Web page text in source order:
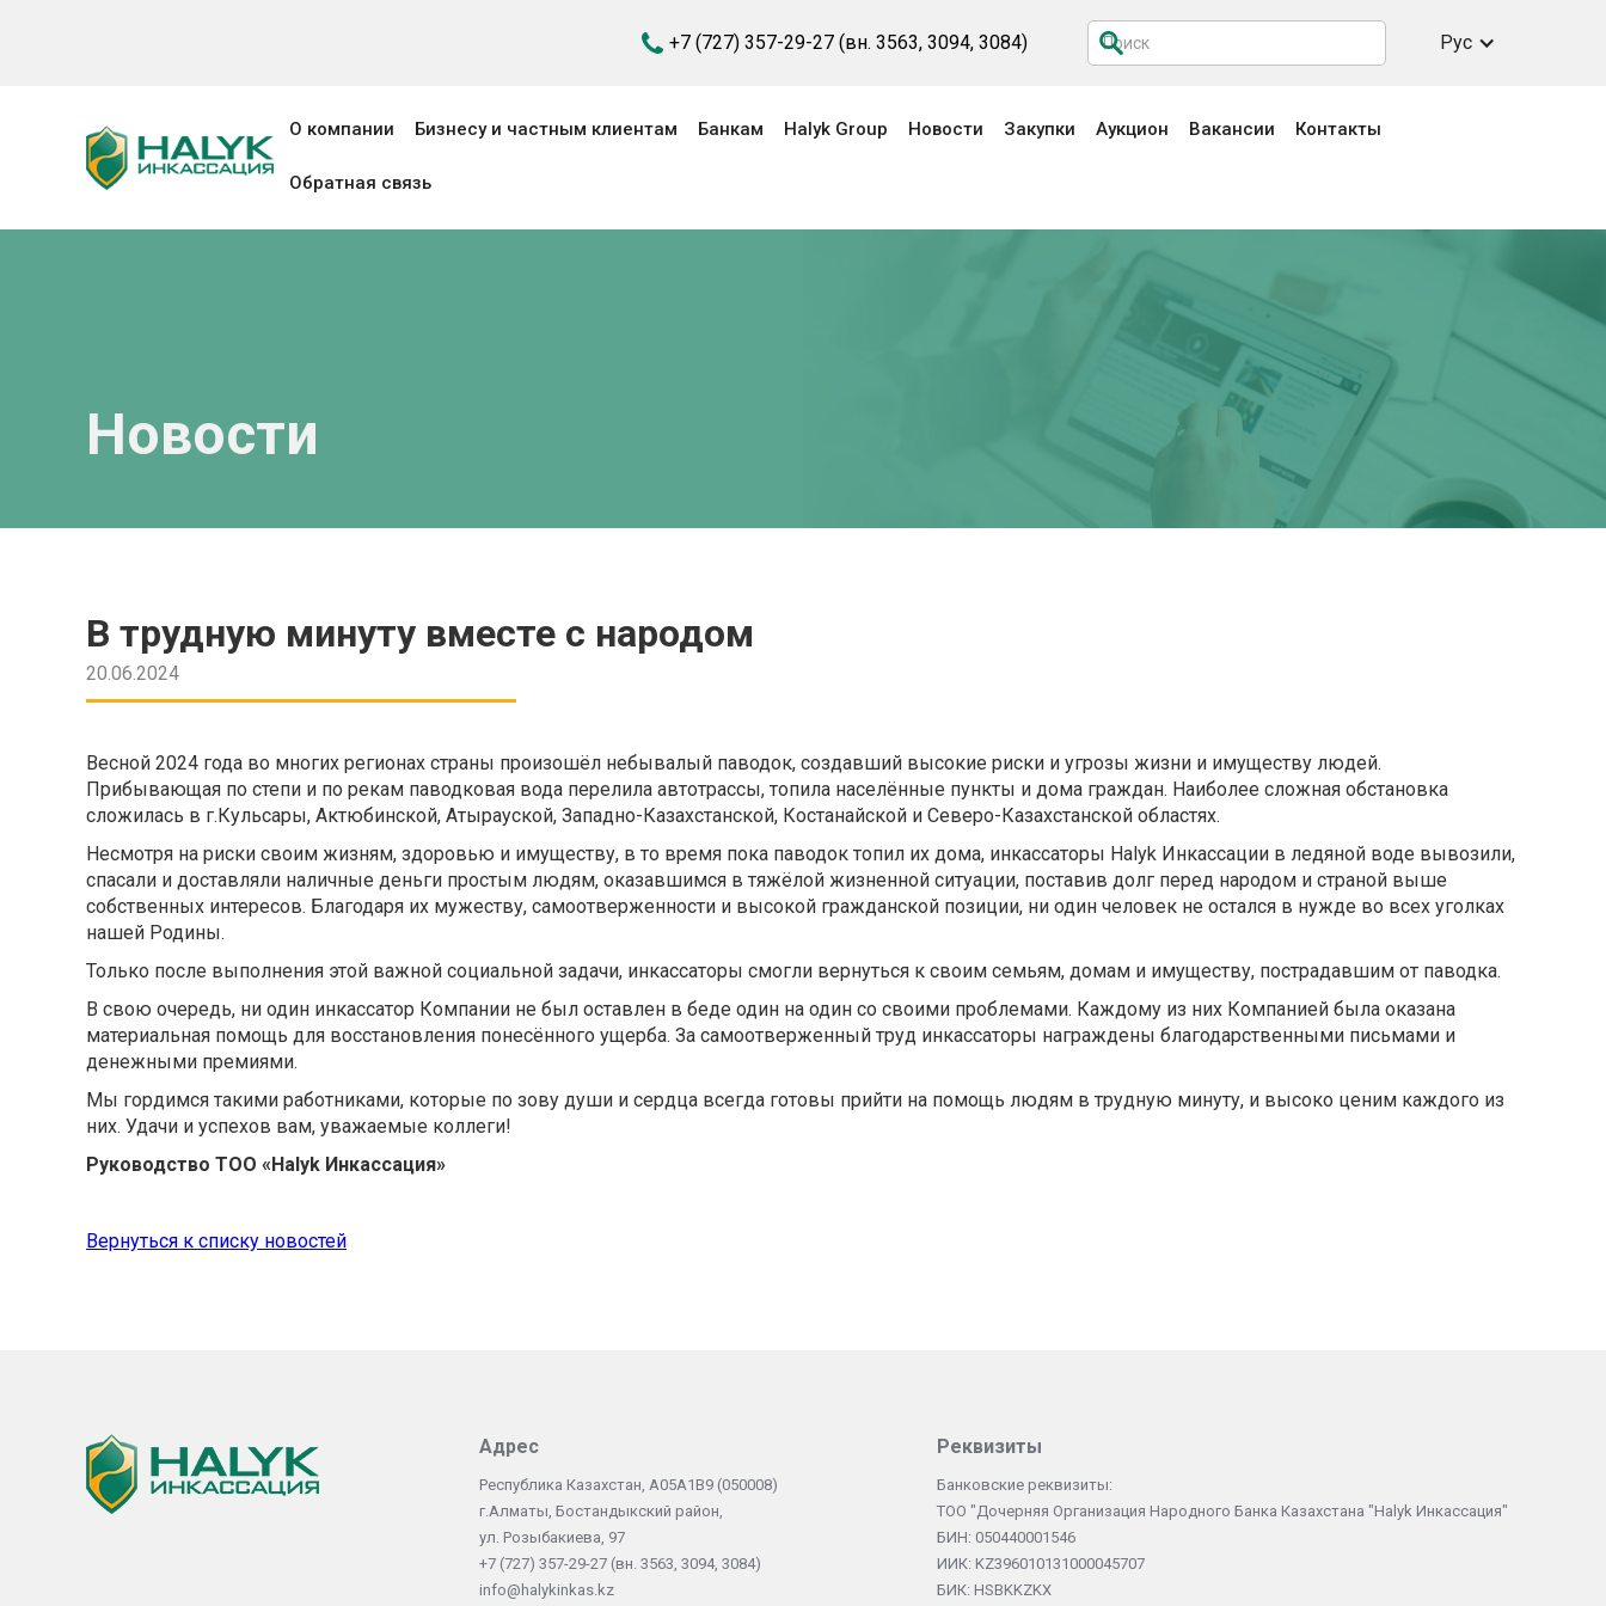
+7 (727) 357-29-27 (вн. 3563, 3094, 3084) Рус
О компании Бизнесу и частным клиентам Банкам Halyk Group Новости Закупки Аукцион Вакансии Контакты
Обратная связь
Новости
В трудную минуту вместе с народом
20.06.2024
Весной 2024 года во многих регионах страны произошёл небывалый паводок, создавший высокие риски и угрозы жизни и имуществу людей.
Прибывающая по степи и по рекам паводковая вода перелила автотрассы, топила населённые пункты и дома граждан. Наиболее сложная обстановка
сложилась в г.Кульсары, Актюбинской, Атырауской, Западно-Казахстанской, Костанайской и Северо-Казахстанской областях.
Несмотря на риски своим жизням, здоровью и имуществу, в то время пока паводок топил их дома, инкассаторы Halyk Инкассации в ледяной воде вывозили,
спасали и доставляли наличные деньги простым людям, оказавшимся в тяжёлой жизненной ситуации, поставив долг перед народом и страной выше
собственных интересов. Благодаря их мужеству, самоотверженности и высокой гражданской позиции, ни один человек не остался в нужде во всех уголках
нашей Родины.
Только после выполнения этой важной социальной задачи, инкассаторы смогли вернуться к своим семьям, домам и имуществу, пострадавшим от паводка.
В свою очередь, ни один инкассатор Компании не был оставлен в беде один на один со своими проблемами. Каждому из них Компанией была оказана
материальная помощь для восстановления понесённого ущерба. За самоотверженный труд инкассаторы награждены благодарственными письмами и
денежными премиями.
Мы гордимся такими работниками, которые по зову души и сердца всегда готовы прийти на помощь людям в трудную минуту, и высоко ценим каждого из
них. Удачи и успехов вам, уважаемые коллеги!
Руководство ТОО «Halyk Инкассация»
Вернуться к списку новостей
Адрес
Республика Казахстан, А05А1В9 (050008)
г.Алматы, Бостандыкский район,
ул. Розыбакиева, 97
+7 (727) 357-29-27 (вн. 3563, 3094, 3084)
info@halykinkas.kz
Реквизиты
Банковские реквизиты:
ТОО "Дочерняя Организация Народного Банка Казахстана "Halyk Инкассация"
БИН: 050440001546
ИИК: KZ396010131000045707
БИК: HSBKKZKX